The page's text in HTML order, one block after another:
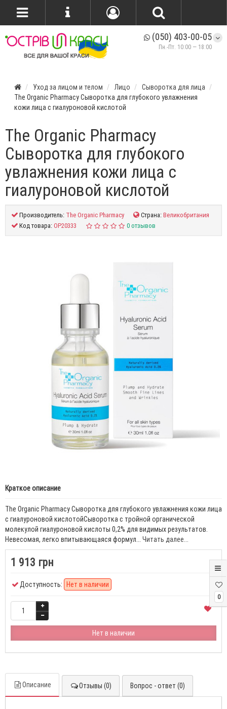
0
(050) 403-00-05
Пн.-Пт. 10:00 — 18:00
Уход за лицом и телом Лицо
Сыворотка для лица
The Organic Pharmacy Сыворотка для глубокого увлажнения
кожи лица с гиалуроновой кислотой
The Organic Pharmacy
Сыворотка для глубокого
увлажнения кожи лица с
гиалуроновой кислотой
Производитель: The Organic Pharmacy Страна:Великобритания
Код товара:OP20333 0 отзывов
Краткое описание
The Organic Pharmacy Сыворотка для глубокого увлажнения кожи лица
с гиалуроновой кислотойСыворотка с тройной органической
молекулой гиалуроновой кислоты 0,2% для видимых результатов.
Невесомая, легко впитывающаяся формул... Читать далее...
1 913 грн
Доступность: Нет в наличии
Нет в наличии
Описание Отзывы (0) Вопрос - ответ (0)